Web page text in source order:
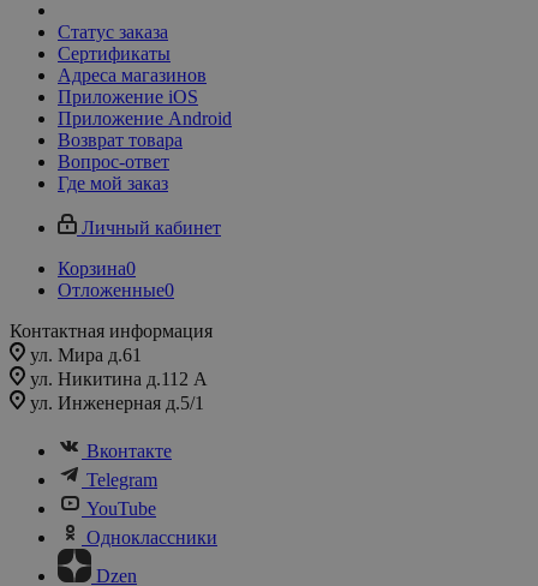
Статус заказа
Сертификаты
Адреса магазинов
Приложение iOS
Приложение Android
Возврат товара
Вопрос-ответ
Где мой заказ
Личный кабинет
Корзина0
Отложенные0
Контактная информация
ул. Мира д.61
ул. Никитина д.112 А
ул. Инженерная д.5/1
Вконтакте
Telegram
YouTube
Одноклассники
Dzen